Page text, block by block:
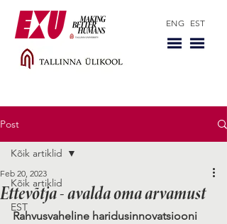
ENG EST
Post
Kõik artiklid
EST
Kõik artiklid
Ettevõtja - avalda oma arvamust
Feb 20, 2023
Rahvusvaheline haridusinnovatsiooni